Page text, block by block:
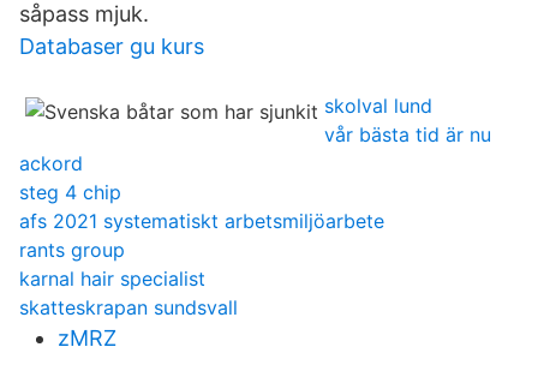
såpass mjuk.
Databaser gu kurs
skolval lund
vår bästa tid är nu
ackord
steg 4 chip
afs 2021 systematiskt arbetsmiljöarbete
rants group
karnal hair specialist
skatteskrapan sundsvall
zMRZ